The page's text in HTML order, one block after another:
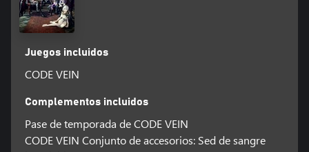
Juegos incluidos
CODE VEIN
Complementos incluidos
Pase de temporada de CODE VEIN
CODE VEIN Conjunto de accesorios: Sed de sangre